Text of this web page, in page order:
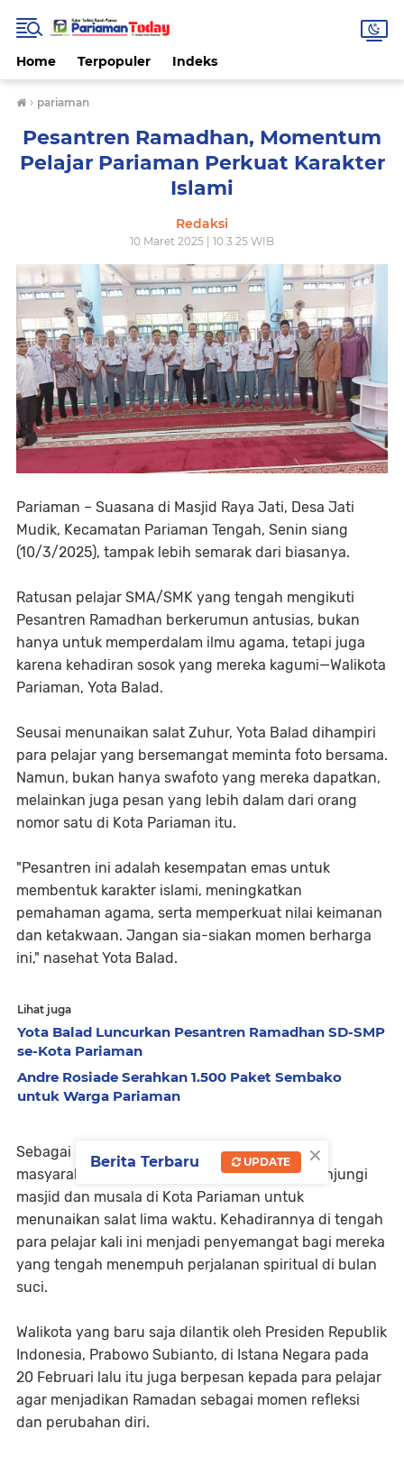
Home Terpopuler Indeks
› pariaman
Pesantren Ramadhan, Momentum
Pelajar Pariaman Perkuat Karakter
Islami
Redaksi
10 Maret 2025 | 10.3.25 WIB
Pariaman – Suasana di Masjid Raya Jati, Desa Jati
Mudik, Kecamatan Pariaman Tengah, Senin siang
(10/3/2025), tampak lebih semarak dari biasanya.
Ratusan pelajar SMA/SMK yang tengah mengikuti
Pesantren Ramadhan berkerumun antusias, bukan
hanya untuk memperdalam ilmu agama, tetapi juga
karena kehadiran sosok yang mereka kagumi—Walikota
Pariaman, Yota Balad.
Seusai menunaikan salat Zuhur, Yota Balad dihampiri
para pelajar yang bersemangat meminta foto bersama.
Namun, bukan hanya swafoto yang mereka dapatkan,
melainkan juga pesan yang lebih dalam dari orang
nomor satu di Kota Pariaman itu.
"Pesantren ini adalah kesempatan emas untuk
membentuk karakter islami, meningkatkan
pemahaman agama, serta memperkuat nilai keimanan
dan ketakwaan. Jangan sia-siakan momen berharga
ini," nasehat Yota Balad.
Lihat juga
Yota Balad Luncurkan Pesantren Ramadhan SD-SMP
se-Kota Pariaman
Andre Rosiade Serahkan 1.500 Paket Sembako
untuk Warga Pariaman
Sebagai pemimpin yang aktif berbaur dengan
masyarakat, Yota Balad memang rutin mengunjungi
masjid dan musala di Kota Pariaman untuk
menunaikan salat lima waktu. Kehadirannya di tengah
para pelajar kali ini menjadi penyemangat bagi mereka
yang tengah menempuh perjalanan spiritual di bulan
suci.
Walikota yang baru saja dilantik oleh Presiden Republik
Indonesia, Prabowo Subianto, di Istana Negara pada
20 Februari lalu itu juga berpesan kepada para pelajar
agar menjadikan Ramadan sebagai momen refleksi
dan perubahan diri.
×
Berita Terbaru UPDATE